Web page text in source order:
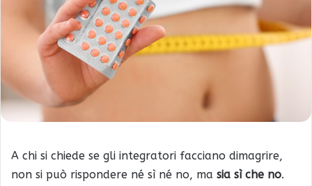
A chi si chiede se gli integratori facciano dimagrire,
non si può rispondere né sì né no, ma sia sì che no.